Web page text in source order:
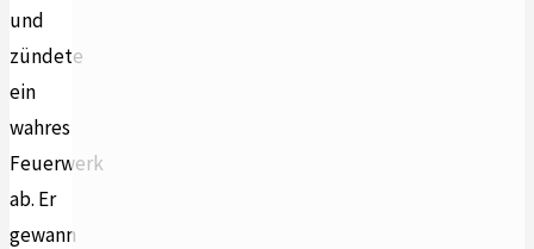
und
zündete
ein
wahres
Feuerwerk
ab. Er
gewann